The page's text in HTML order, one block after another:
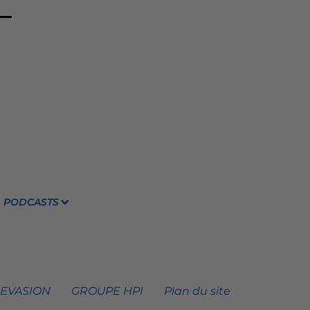
PODCASTS
GROUPE HPI Plan du site